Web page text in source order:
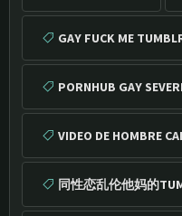
GAY FUCK ME
PORNHUB GAY
VIDEO DE HOMBRE
同性恋乱伦他妈的